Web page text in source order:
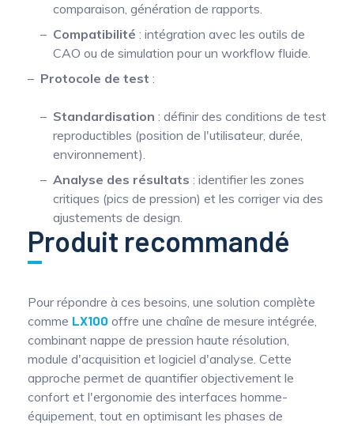
comparaison, génération de rapports.
Compatibilité : intégration avec les outils de
CAO ou de simulation pour un workflow fluide.
Protocole de test :
Standardisation : définir des conditions de test
reproductibles (position de l'utilisateur, durée,
environnement).
Analyse des résultats : identifier les zones
critiques (pics de pression) et les corriger via des
ajustements de design.
Produit recommandé
Pour répondre à ces besoins, une solution complète
comme LX100 offre une chaîne de mesure intégrée,
combinant nappe de pression haute résolution,
module d'acquisition et logiciel d'analyse. Cette
approche permet de quantifier objectivement le
confort et l'ergonomie des interfaces homme-
équipement, tout en optimisant les phases de